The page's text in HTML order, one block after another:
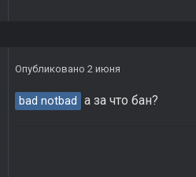
Опубликовано 2 июня
bad notbad а за что бан?